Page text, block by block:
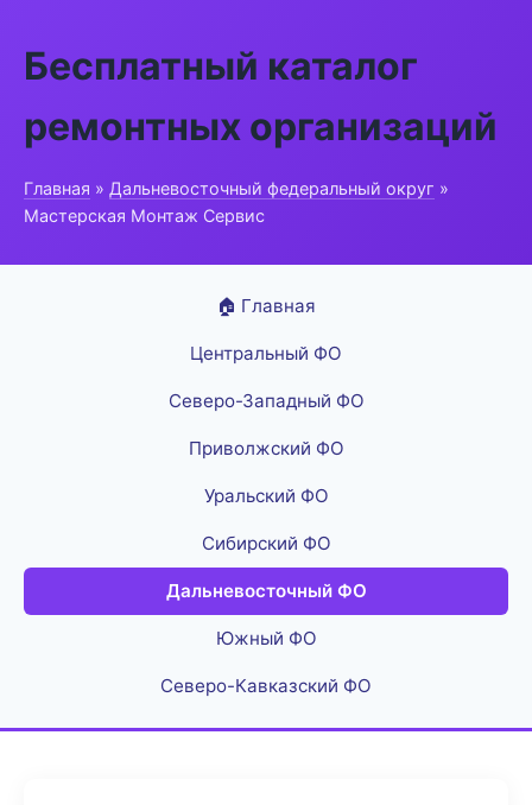
Бесплатный каталог
ремонтных организаций
Главная » Дальневосточный федеральный округ »
Мастерская Монтаж Сервис
🏠 Главная
Центральный ФО
Северо-Западный ФО
Приволжский ФО
Уральский ФО
Сибирский ФО
Дальневосточный ФО
Южный ФО
Северо-Кавказский ФО